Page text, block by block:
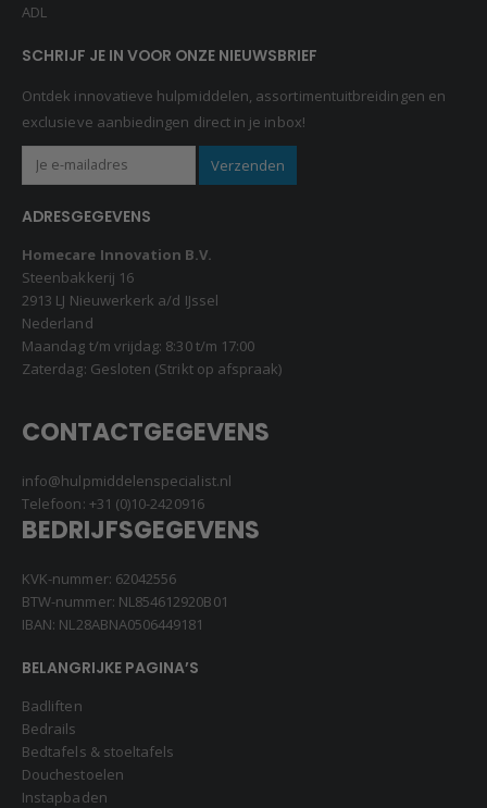
ADL
SCHRIJF JE IN VOOR ONZE NIEUWSBRIEF
Ontdek innovatieve hulpmiddelen, assortimentuitbreidingen en
exclusieve aanbiedingen direct in je inbox!
ADRESGEGEVENS
Homecare Innovation B.V.
Steenbakkerij 16
2913 LJ Nieuwerkerk a/d IJssel
Nederland
Maandag t/m vrijdag: 8:30 t/m 17:00
Zaterdag: Gesloten (Strikt op afspraak)
CONTACTGEGEVENS
info@hulpmiddelenspecialist.nl
Telefoon: +31 (0)10-2420916
BEDRIJFSGEGEVENS
KVK-nummer: 62042556
BTW-nummer: NL854612920B01
IBAN: NL28ABNA0506449181
BELANGRIJKE PAGINA’S
Badliften
Bedrails
Bedtafels & stoeltafels
Douchestoelen
Instapbaden